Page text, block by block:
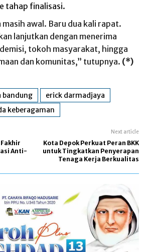
tahap finalisasi.
masih awal. Baru dua kali rapat.
lanjutkan dengan menerima
tokoh masyarakat, hingga
dan komunitas,” tutupnya. (*)
bandung
erick darmadjaya
keberagaman
Anti-
Next article
Kota Depok Perkuat Peran BKK
untuk Tingkatkan Penyerapan
Tenaga Kerja Berkualitas